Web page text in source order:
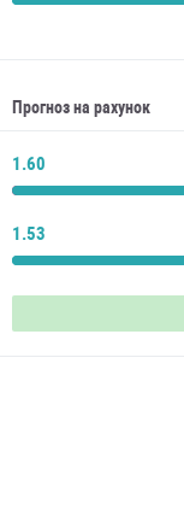
Прогноз на рахунок
1.60
1.53